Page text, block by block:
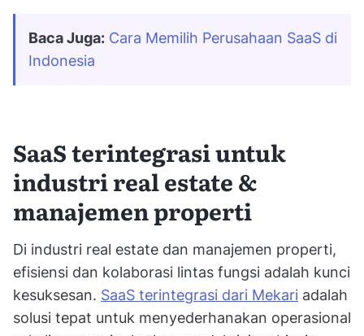
Baca Juga: Cara Memilih Perusahaan SaaS di
Indonesia
SaaS terintegrasi untuk
industri real estate &
manajemen properti
Di industri real estate dan manajemen properti,
efisiensi dan kolaborasi lintas fungsi adalah kunci
kesuksesan. SaaS terintegrasi dari Mekari adalah
solusi tepat untuk menyederhanakan operasional